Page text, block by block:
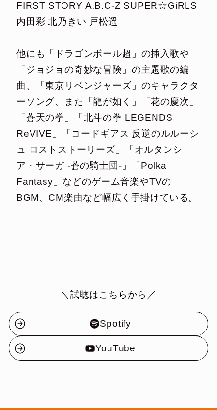
FIRST STORY A.B.C-Z SUPER☆GiRLS
内田彩 北乃きい 戸松遥
他にも「ドラゴンボール超」の挿入歌や
「ジョジョの奇妙な冒険」の主題歌の編
曲、「東京リベンジャーズ」のキャラクタ
ーソング、また「龍が如く」「花の慶次」
「蒼天の拳」「北斗の拳 LEGENDS
ReVIVE」「コードギアス 反逆のルルーシ
ュ ロストストーリーズ」「オルタンシ
ア・サーガ -蒼の騎士団-」「Polka
Fantasy」などのゲーム音楽やTVの
BGM、CM楽曲など幅広く手掛けている。
＼試聴はこちらから／
Spotify
YouTube